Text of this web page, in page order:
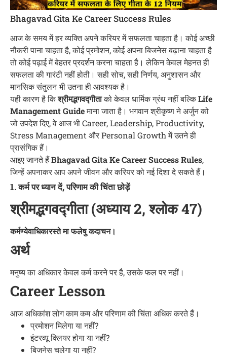
Bhagavad Gita Ke Career Success Rules
आज के समय में हर व्यक्ति अपने करियर में सफलता चाहता है। कोई अच्छी
नौकरी पाना चाहता है, कोई प्रमोशन, कोई अपना बिजनेस बढ़ाना चाहता है
तो कोई पढ़ाई में बेहतर प्रदर्शन करना चाहता है। लेकिन केवल मेहनत ही
सफलता की गारंटी नहीं होती। सही सोच, सही निर्णय, अनुशासन और
मानसिक संतुलन भी उतना ही आवश्यक है।
यही कारण है किश्रीमद्भगवद्गीताको केवल धार्मिक ग्रंथ नहीं बल्किLife
Management Guideमाना जाता है। भगवान श्रीकृष्ण ने अर्जुन को
जो उपदेश दिए, वे आज भी Career, Leadership, Productivity,
Stress Management और Personal Growth में उतने ही
प्रासंगिक हैं।
आइए जानते हैंBhagavad Gita Ke Career Success Rules,
जिन्हें अपनाकर आप अपने जीवन और करियर को नई दिशा दे सकते हैं।
1. कर्म पर ध्यान दें, परिणाम की चिंता छोड़ें
श्रीमद्भगवद्गीता (अध्याय 2, श्लोक 47)
कर्मण्येवाधिकारस्ते मा फलेषु कदाचन।
अर्थ
मनुष्य का अधिकार केवल कर्म करने पर है, उसके फल पर नहीं।
Career Lesson
आज अधिकांश लोग काम कम और परिणाम की चिंता अधिक करते हैं।
प्रमोशन मिलेगा या नहीं?
इंटरव्यू क्लियर होगा या नहीं?
बिजनेस चलेगा या नहीं?